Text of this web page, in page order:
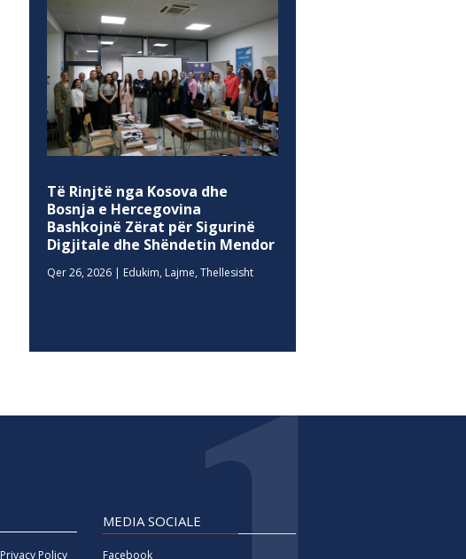
Të Rinjtë nga Kosova dhe
Bosnja e Hercegovina
Bashkojnë Zërat për Sigurinë
Digjitale dhe Shëndetin Mendor
Qer 26, 2026 | Edukim, Lajme,Thellesisht
Privacy Policy
MEDIA SOCIALE
Facebook